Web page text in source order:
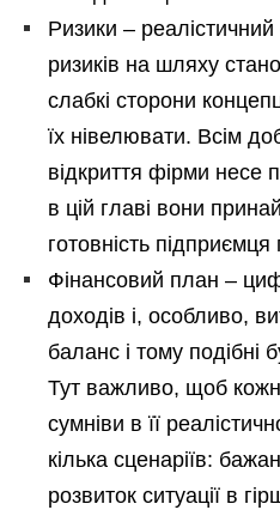
Ризики – реалістичний
ризиків на шляху
слабкі сторони
їх нівелювати. Всім
відкриття фірми несе
в цій главі вони
готовність
Фінансовий план –
доходів і, особливо,
баланс і тому подібні
Тут важливо, щоб
сумніви в її
кілька сценаріїв:
розвиток ситуації в